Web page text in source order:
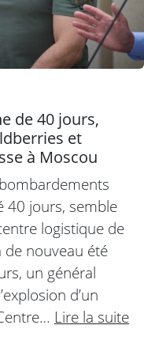
de 40 jours,
et
à Moscou
40 jours, semble
logistique de
nouveau été
un général
d’un
Lire la suite